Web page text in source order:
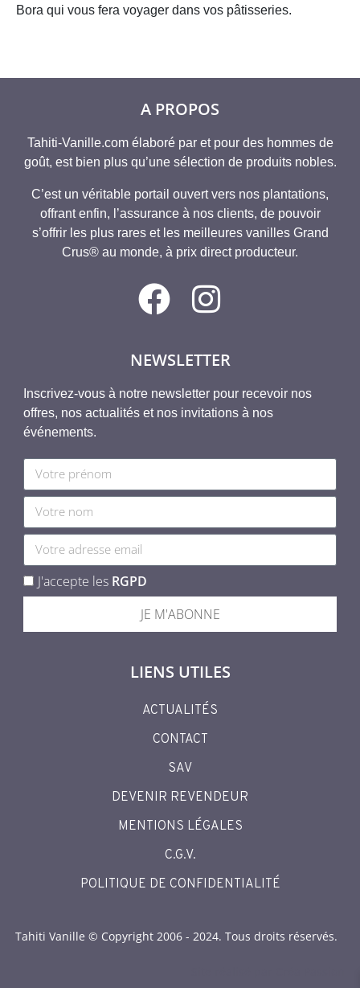
Bora qui vous fera voyager dans vos pâtisseries.
A PROPOS
Tahiti-Vanille.com élaboré par et pour des hommes de
goût, est bien plus qu’une sélection de produits nobles.
C’est un véritable portail ouvert vers nos plantations,
offrant enfin, l’assurance à nos clients, de pouvoir
s’offrir les plus rares et les meilleures vanilles Grand
Crus® au monde, à prix direct producteur.
NEWSLETTER
Inscrivez-vous à notre newsletter pour recevoir nos
offres, nos actualités et nos invitations à nos
événements.
J'accepte les RGPD
JE M'ABONNE
LIENS UTILES
ACTUALITÉS
CONTACT
SAV
DEVENIR REVENDEUR
MENTIONS LÉGALES
C.G.V.
POLITIQUE DE CONFIDENTIALITÉ
Tahiti Vanille © Copyright 2006 - 2024. Tous droits réservés.